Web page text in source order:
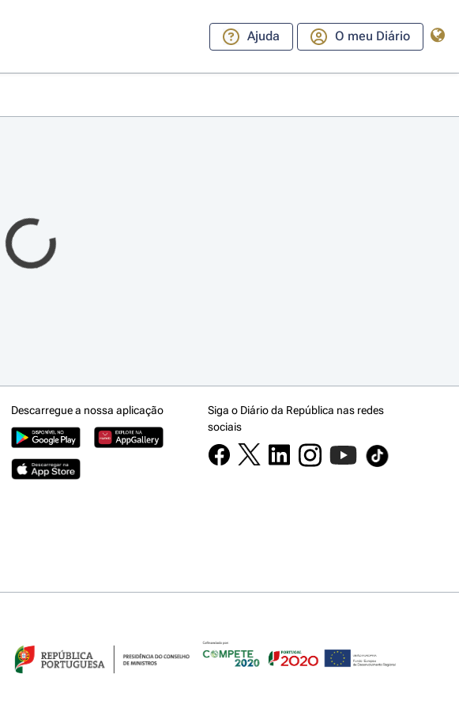
Ajuda O meu Diário
Descarregue a nossa aplicação
Siga o Diário da República nas redes
sociais